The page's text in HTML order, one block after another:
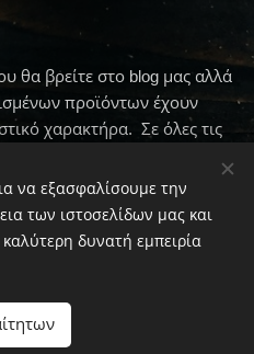
θα βρείτε στο blog μας αλλά
προϊόντων έχουν
χαρακτήρα. Σε όλες τις
By Φαίη Μπουλμπασάκου
να εξασφαλίσουμε την
των ιστοσελίδων μας και
δυνατή εμπειρία